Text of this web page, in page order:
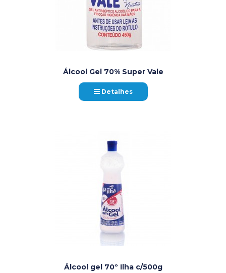
Álcool Gel 70% Super Vale
Detalhes
Álcool gel 70º Ilha c/500g